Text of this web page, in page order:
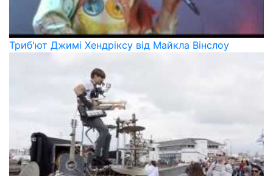
Триб'ют Джимі Хендріксу від Майкла Вінслоу